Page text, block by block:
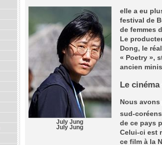
July Jung
July Jung
elle a eu
festival de
de femmes
Le
Dong, le
« Poetry »,
ancien
Le
Nous
sud-
de ce pays
Celui-ci est
ce film à la